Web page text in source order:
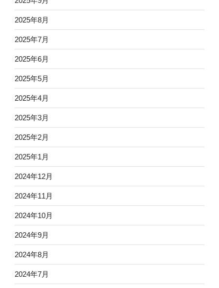
2025年8月
2025年7月
2025年6月
2025年5月
2025年4月
2025年3月
2025年2月
2025年1月
2024年12月
2024年11月
2024年10月
2024年9月
2024年8月
2024年7月